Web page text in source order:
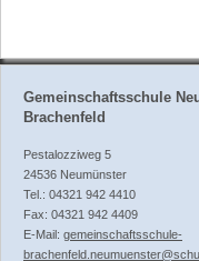
Gemeinschaftsschule
Brachenfeld
Pestalozziweg 5
24536 Neumünster
Tel.: 04321 942 4410
Fax: 04321 942 4409
E-Mail: gemeinschaftsschule-